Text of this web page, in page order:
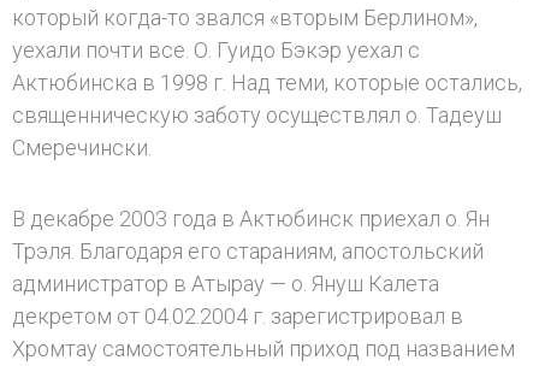
который когда-то звался «вторым Берлином»,
уехали почти все. О. Гуидо Бэкэр уехал с
Актюбинска в 1998 г. Над теми, которые остались,
священническую заботу осуществлял о. Тадеуш
Смеречински.
В декабре 2003 года в Актюбинск приехал о. Ян
Трэля. Благодаря его стараниям, апостольский
администратор в Атырау — о. Януш Калета
декретом от 04.02.2004 г. зарегистрировал в
Хромтау самостоятельный приход под названием